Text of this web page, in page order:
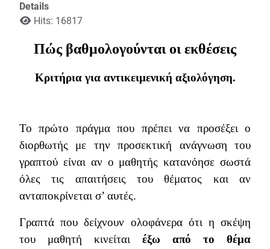
Details
Hits: 16817
Πώς βαθμολογούνται οι εκθέσεις
Κριτήρια για αντικειμενική αξιολόγηση.
Το πρώτο πράγμα που πρέπει να προσέξει ο
διορθωτής με την προσεκτική ανάγνωση του
γραπτού είναι αν ο μαθητής κατανόησε σωστά
όλες τις απαιτήσεις του θέματος και αν
ανταποκρίνεται σ’ αυτές.
Γραπτά που δείχνουν ολοφάνερα ότι η σκέψη
του μαθητή κινείται έξω από το θέμα